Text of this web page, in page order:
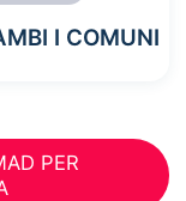
I COMUNI
PER